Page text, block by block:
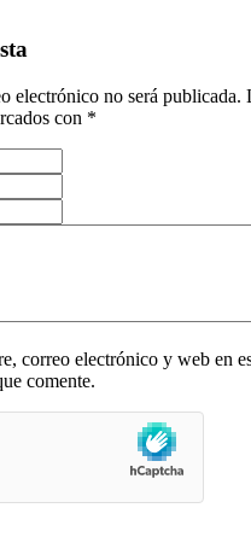
electrónico no será publicada.
con *
correo electrónico y web en
comente.